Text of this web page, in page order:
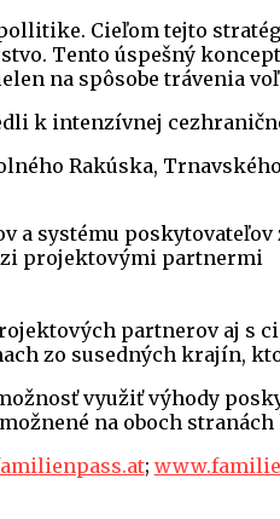
Cieľom tejto
Tento úspešný
na spôsobe trávenia
k intenzívnej
Rakúska,
a systému
projektovými partnermi
partnerov aj s
zo susedných krajín,
využiť výhody
na oboch stranách
;